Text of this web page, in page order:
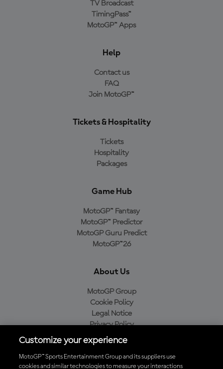
TV Broadcast
TimingPass™
MotoGP™ Apps
Help
Contact us
FAQ
Join MotoGP™
Tickets & Hospitality
Tickets
Hospitality
Packages
Game Hub
MotoGP™ Fantasy
MotoGP™ Predictor
MotoGP Guru Predict
MotoGP™26
About Us
MotoGP Group
Cookie Policy
Legal Notice
Privacy Policy
Purchase Policy
Customize your experience
MotoGP™ Sports Entertainment Group and its suppliers use
cookies and similar technologies to measure your interactions